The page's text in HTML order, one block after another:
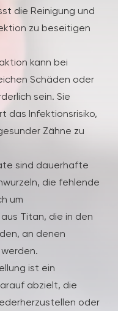
die Reinigung und
zu beseitigen
kann bei
Schäden oder
sein. Sie
das Infektionsrisiko,
Zähne zu
sind dauerhafte
die fehlende
um
Titan, die in den
an denen
ist ein
abzielt, die
oder